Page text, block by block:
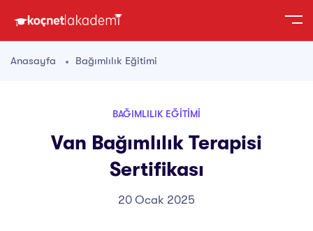
Anasayfa Bağımlılık Eğitimi
BAĞIMLILIK EĞITIMI
Van Bağımlılık Terapisi
Sertifikası
20 Ocak 2025